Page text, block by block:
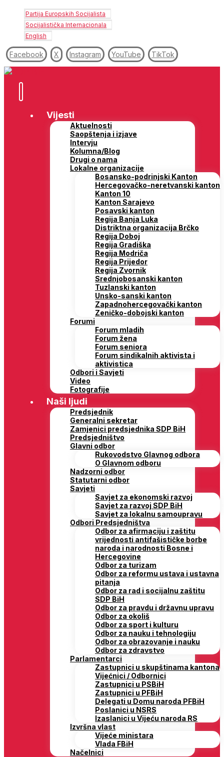
Partija Europskih Socijalista
Socijalistička Internacionala
English
Facebook X Instagram YouTube TikTok
Vijesti
Aktuelnosti
Saopštenja i izjave
Intervju
Kolumna/Blog
Drugi o nama
Lokalne organizacije
Bosansko-podrinjski Kanton
Hercegovačko-neretvanski kanton
Kanton 10
Kanton Sarajevo
Posavski kanton
Regija Banja Luka
Distriktna organizacija Brčko
Regija Doboj
Regija Gradiška
Regija Modriča
Regija Prijedor
Regija Zvornik
Srednjobosanski kanton
Tuzlanski kanton
Unsko-sanski kanton
Zapadnohercegovački kanton
Zeničko-dobojski kanton
Forumi
Forum mladih
Forum žena
Forum seniora
Forum sindikalnih aktivista i
aktivistica
Odbori i Savjeti
Video
Fotografije
Naši ljudi
Predsjednik
Generalni sekretar
Zamjenici predsjednika SDP BiH
Predsjedništvo
Glavni odbor
Rukovodstvo Glavnog odbora
O Glavnom odboru
Nadzorni odbor
Statutarni odbor
Savjeti
Savjet za ekonomski razvoj
Savjet za razvoj SDP BiH
Savjet za lokalnu samoupravu
Odbori Predsjedništva
Odbor za afirmaciju i zaštitu
vrijednosti antifašističke borbe
naroda i narodnosti Bosne i
Hercegovine
Odbor za turizam
Odbor za reformu ustava i ustavna
pitanja
Odbor za rad i socijalnu zaštitu
SDP BiH
Odbor za pravdu i državnu upravu
Odbor za okoliš
Odbor za sport i kulturu
Odbor za nauku i tehnologiju
Odbor za obrazovanje i nauku
Odbor za zdravstvo
Parlamentarci
Zastupnici u skupštinama kantona
Vijećnici / Odbornici
Zastupnici u PSBiH
Zastupnici u PFBiH
Delegati u Domu naroda PFBiH
Poslanici u NSRS
Izaslanici u Vijeću naroda RS
Izvršna vlast
Vijeće ministara
Vlada FBiH
Načelnici